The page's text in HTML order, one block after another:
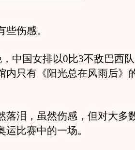
伤感。
国女排以0比3不敌巴西队
内只有《阳光总在风雨后》
泪，虽然伤感，但对大多
比赛中的一场。